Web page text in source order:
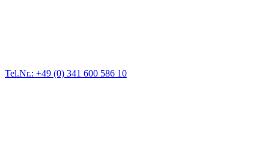
Tel.Nr.: +49 (0) 341 600 586 10